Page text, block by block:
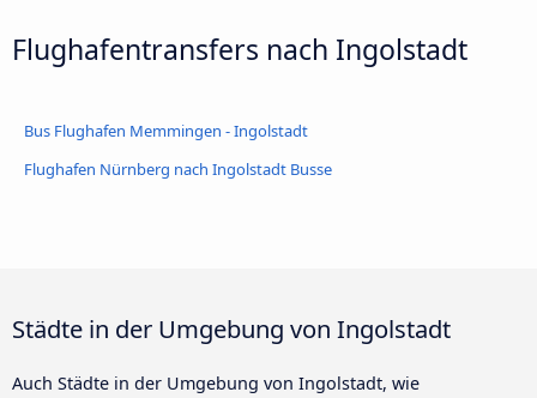
Flughafentransfers nach Ingolstadt
Bus Flughafen Memmingen - Ingolstadt
Flughafen Nürnberg nach Ingolstadt Busse
Städte in der Umgebung von Ingolstadt
Auch Städte in der Umgebung von Ingolstadt, wie